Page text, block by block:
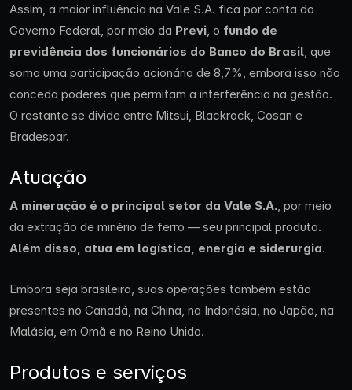
Assim, a maior influência na Vale S.A. fica por conta do
Governo Federal, por meio da Previ , o fundo de
previdência dos funcionários do Banco do Brasil , que
soma uma participação acionária de 8,7%, embora isso não
conceda poderes que permitam a interferência na gestão.
O restante se divide entre Mitsui, Blackrock, Cosan e
Bradespar.
Atuação
A mineração é o principal setor da Vale S.A. , por meio
da extração de minério de ferro — seu principal produto.
Além disso, atua em logística, energia e siderurgia.
Embora seja brasileira, suas operações também estão
presentes no Canadá, na China, na Indonésia, no Japão, na
Malásia, em Omã e no Reino Unido.
Produtos e serviços